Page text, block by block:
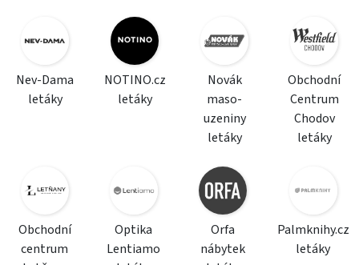
Nev-Dama
letáky
NOTINO.cz
letáky
Novák
maso-
uzeniny
letáky
Obchodní
Centrum
Chodov
letáky
Obchodní
centrum
Optika
Lentiamo
Orfa
nábytek
Palmknihy.cz
letáky